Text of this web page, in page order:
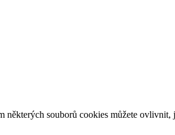
některých souborů cookies můžete